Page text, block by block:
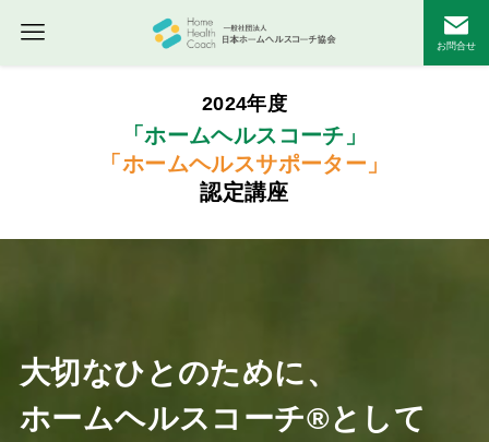
お問合せ
2024年度
「ホームヘルスコーチ」
「ホームヘルスサポーター」
認定講座
大切なひとのために、
ホームヘルスコーチ®として